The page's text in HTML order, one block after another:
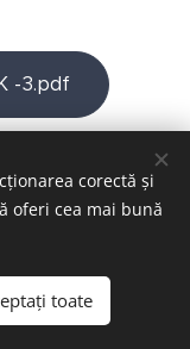
-3.pdf
corectă și
oferi cea mai bună
toate